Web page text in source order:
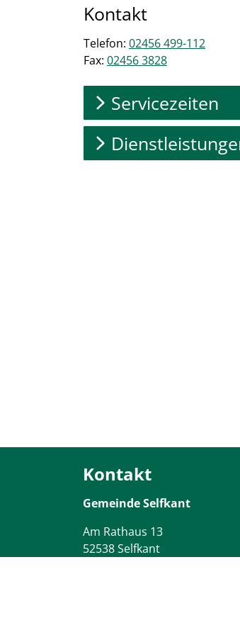
Kontakt
Telefon: 02456 499-112
Fax: 02456 3828
Servicezeiten
Kontakt
Gemeinde Selfkant
Am Rathaus 13
52538Selfkant